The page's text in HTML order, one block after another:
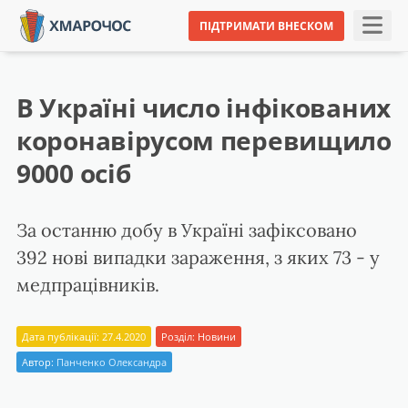
ПІДТРИМАТИ ВНЕСКОМ
В Україні число інфікованих
коронавірусом перевищило
9000 осіб
За останню добу в Україні зафіксовано
392 нові випадки зараження, з яких 73 - у
медпрацівників.
Дата публікації: 27.4.2020 Розділ: Новини
Автор: Панченко Олександра